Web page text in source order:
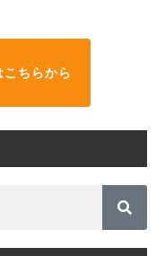
ちらから